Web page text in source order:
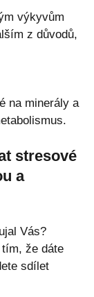
výkyvům
z důvodů,
na minerály a
stresové
a
Vás?
tím, že dáte
sdílet